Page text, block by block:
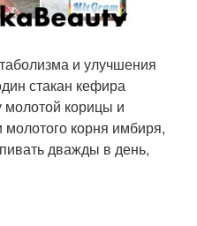
и улучшения
стакан кефира
молотой корицы и
корня имбиря,
дважды в день,